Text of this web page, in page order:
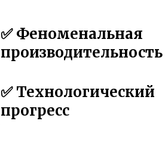
✅ Феноменальная
производительность
✅ Технологический
прогресс